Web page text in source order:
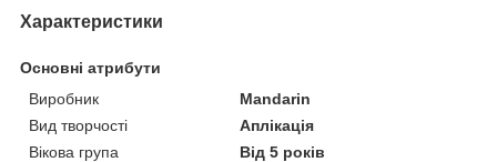
Характеристики
Основні атрибути
Виробник
Mandarin
Вид творчості
Аплікація
Вікова група
Від 5 років